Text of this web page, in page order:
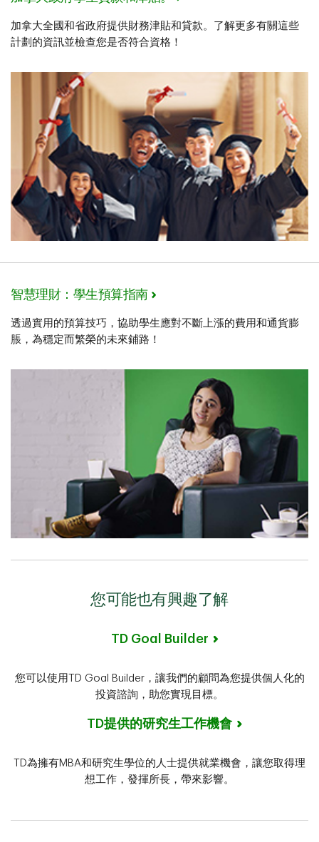
加拿大全國和省政府提供財務津貼和貸款。了解更多有關這些
計劃的資訊並檢查您是否符合資格！
智慧理財：學生預算指南
透過實用的預算技巧，協助學生應對不斷上漲的費用和通貨膨
脹，為穩定而繁榮的未來鋪路！
您可能也有興趣了解​​​​​​​
TD Goal Builder
您可以使用TD Goal Builder，讓我們的顧問為您提供個人化的
投資諮詢，助您實現目標。
TD提供的研究生工作機會
TD為擁有MBA和研究生學位的人士提供就業機會，讓您取得理
想工作，發揮所長，帶來影響。